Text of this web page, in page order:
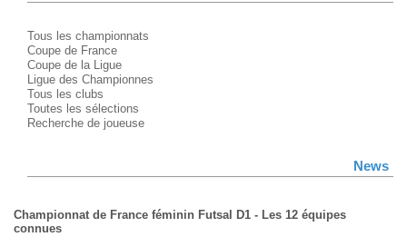
Tous les championnats
Coupe de France
Coupe de la Ligue
Ligue des Championnes
Tous les clubs
Toutes les sélections
Recherche de joueuse
News
Championnat de France féminin Futsal D1 - Les 12 équipes
connues